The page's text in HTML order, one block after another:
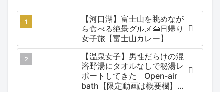
【河口湖】富士山を眺めなが
ら食べる絶景グルメ🗻日帰り
女子旅【富士山カレー】
【温泉女子】男性だらけの混
浴野湯にタオルなしで秘湯レ
ポートしてきた Open-air
bath【限定動画は概要欄】尻